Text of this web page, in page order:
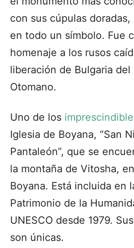
con sus cúpulas
en todo un símbolo. Fue
homenaje a los rusos
liberación de Bulgaria del
Otomano.
Uno de los
Iglesia de Boyana, “San
Pantaleón”, que se
la montaña de Vitosha,
Boyana. Está incluida en
Patrimonio de la
UNESCO desde 1979.
son únicas.